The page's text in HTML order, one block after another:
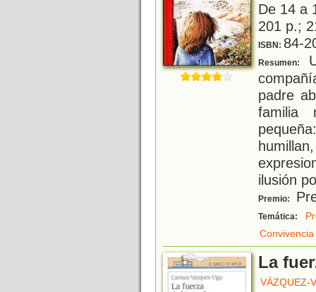
De 14 a
201 p.;
ISBN: 84-
Resumen:
padre
familia
ilusión
Premio:
Temática:
Convivencia
La
VÁZQUEZ-